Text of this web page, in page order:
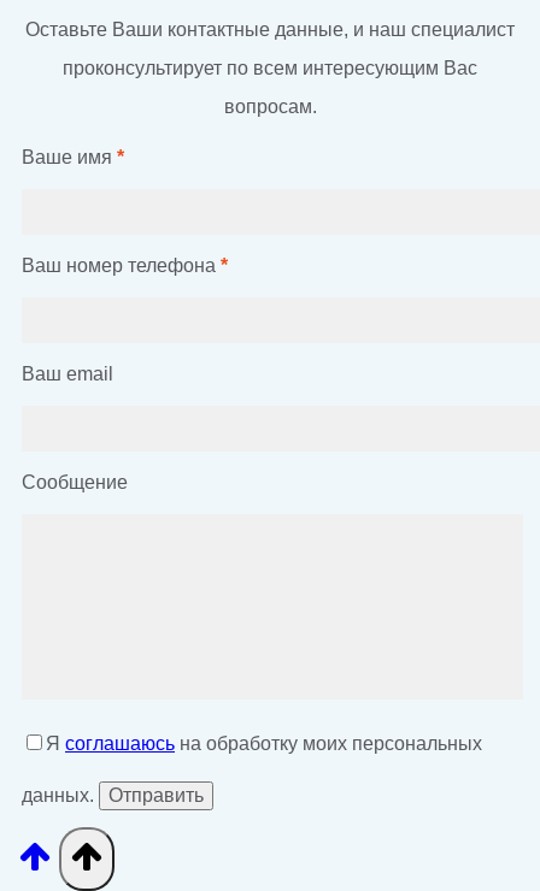
Оставьте Ваши контактные данные, и наш специалист
проконсультирует по всем интересующим Вас
вопросам.
Ваше имя *
Ваш номер телефона *
Ваш email
Сообщение
Я соглашаюсь на обработку моих персональных
данных.